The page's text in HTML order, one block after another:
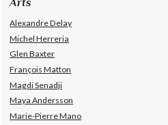
Arts
Alexandre Delay
Michel Herreria
Glen Baxter
François Matton
Magdi Senadji
Maya Andersson
Marie-Pierre Mano